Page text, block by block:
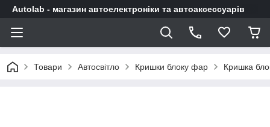
Autolab - магазин автоелектроніки та автоаксессуарів
Товари Автосвітло Кришки блоку фар Кришка